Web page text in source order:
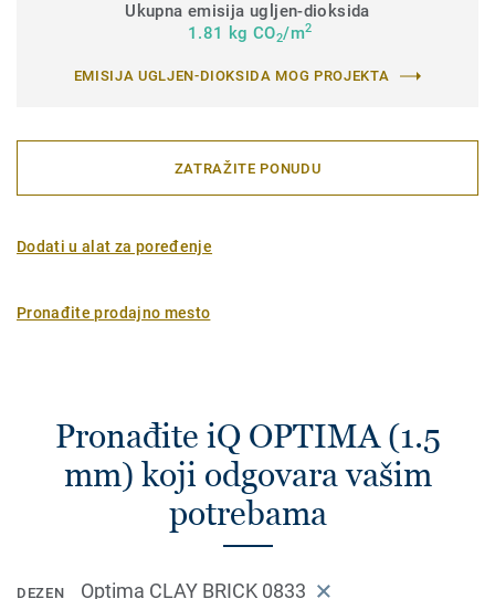
Ukupna emisija ugljen-dioksida
1.81 kg CO2/m2
EMISIJA UGLJEN-DIOKSIDA MOG PROJEKTA
ZATRAŽITE PONUDU
Dodati u alat za poređenje
Pronađite prodajno mesto
Pronađite iQ OPTIMA (1.5
mm) koji odgovara vašim
potrebama
DEZEN Optima CLAY BRICK 0833